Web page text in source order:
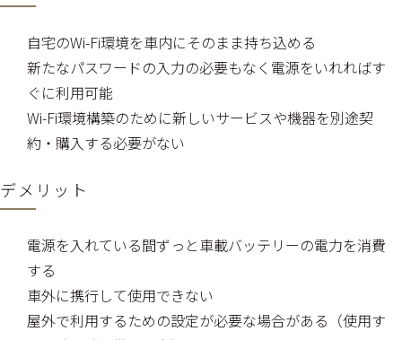
自宅のWi-Fi環境を車内にそのまま持ち込める
新たなパスワードの入力の必要もなく電源をいれればす
ぐに利用可能
Wi-Fi環境構築のために新しいサービスや機器を別途契
約・購入する必要がない
デメリット
電源を入れている間ずっと車載バッテリーの電力を消費
する
車外に携行して使用できない
屋外で利用するための設定が必要な場合がある（使用す